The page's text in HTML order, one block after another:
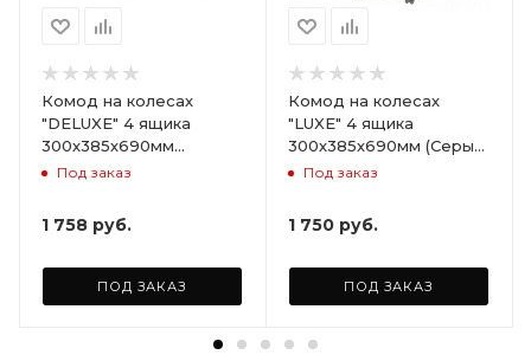
Комод на колесах
"DELUXE" 4 ящика
300х385х690мм
(Светло-бежевый)
Под заказ
1 758 руб.
ПОД ЗАКАЗ
Комод на колесах
"LUXE" 4 ящика
300х385х690мм (Серый)
ARD258086
Под заказ
1 750 руб.
ПОД ЗАКАЗ